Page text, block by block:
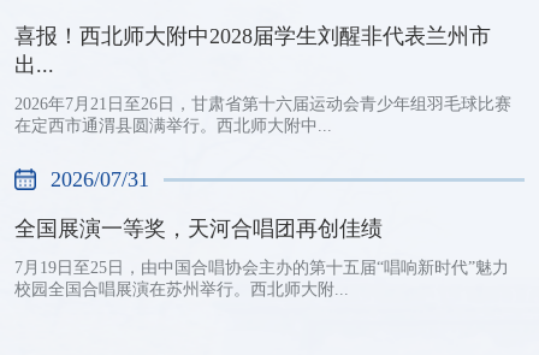
喜报！西北师大附中2028届学生刘醒非代表兰州市
出...
2026年7月21日至26日，甘肃省第十六届运动会青少年组羽毛球比赛
在定西市通渭县圆满举行。西北师大附中...
2026/07/31
全国展演一等奖，天河合唱团再创佳绩
7月19日至25日，由中国合唱协会主办的第十五届“唱响新时代”魅力
校园全国合唱展演在苏州举行。西北师大附...